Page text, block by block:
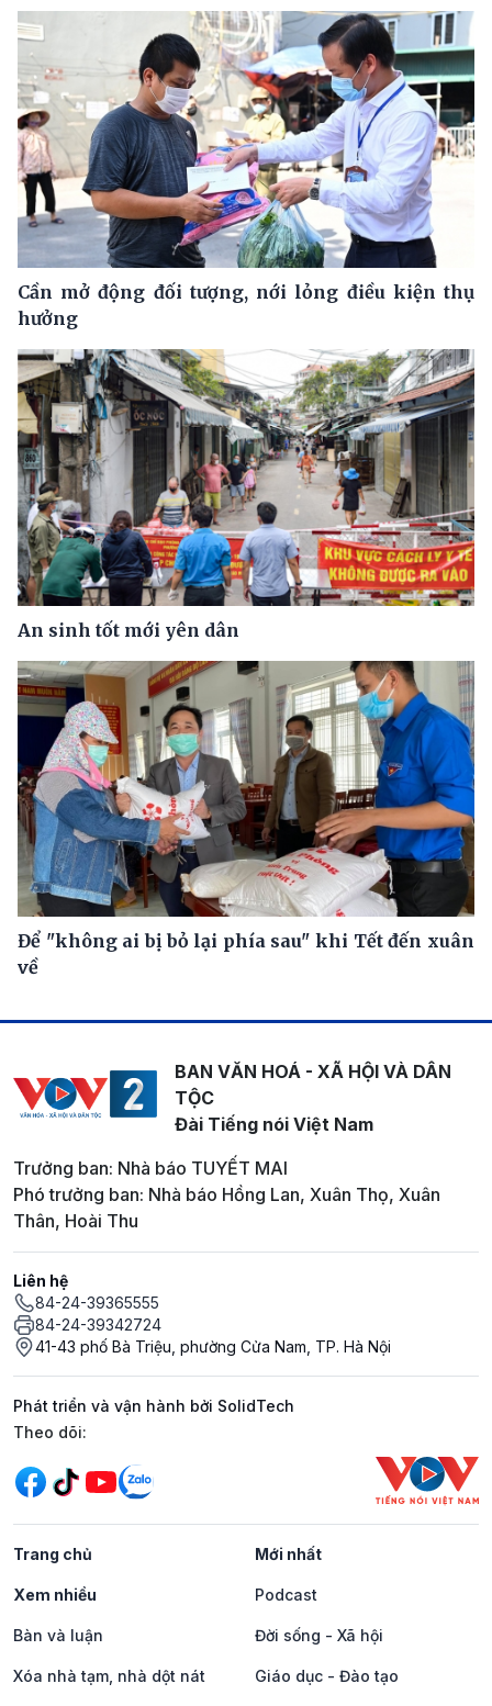
Cần mở động đối tượng, nới lỏng điều kiện thụ
hưởng
An sinh tốt mới yên dân
Để "không ai bị bỏ lại phía sau" khi Tết đến xuân
về
BAN VĂN HOÁ - XÃ HỘI VÀ DÂN
TỘC
Đài Tiếng nói Việt Nam
Trưởng ban: Nhà báo TUYẾT MAI
Phó trưởng ban: Nhà báo Hồng Lan, Xuân Thọ, Xuân
Thân, Hoài Thu
Liên hệ
84-24-39365555
84-24-39342724
41-43 phố Bà Triệu, phường Cửa Nam, TP. Hà Nội
Phát triển và vận hành bởi SolidTech
Mạng xã hội
Theo dõi:
Trang chủ Mới nhất
Xem nhiều Podcast
Bàn và luận Đời sống - Xã hội
Xóa nhà tạm, nhà dột nát Giáo dục - Đào tạo